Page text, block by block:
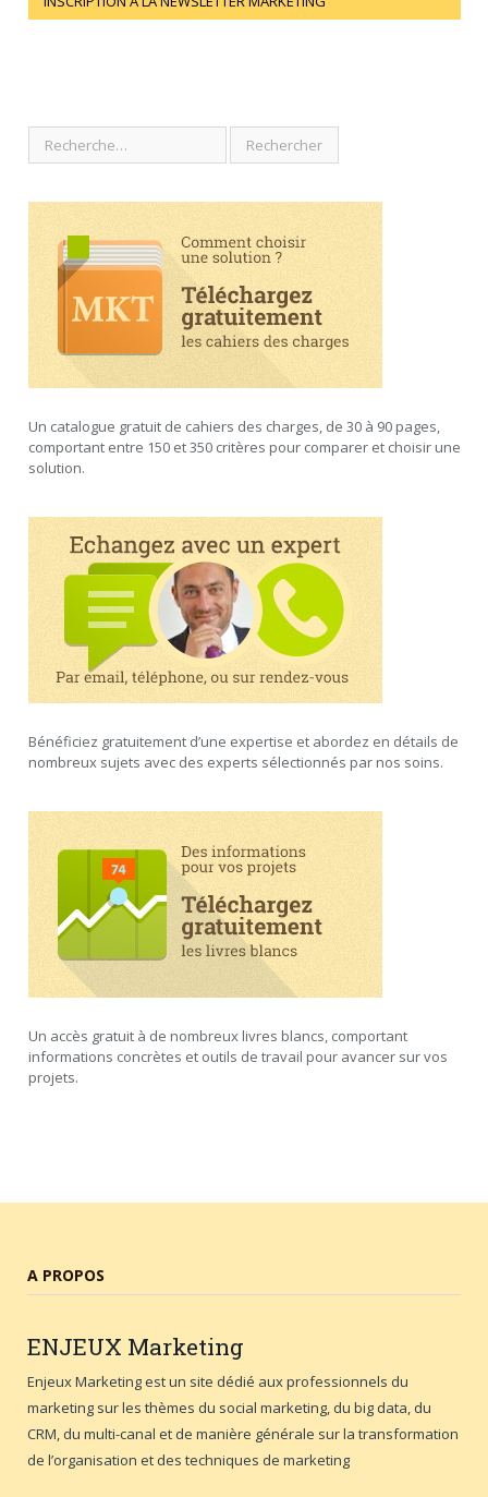
Un catalogue gratuit de cahiers des charges, de 30 à 90 pages,
comportant entre 150 et 350 critères pour comparer et choisir une
solution.
Bénéficiez gratuitement d’une expertise et abordez en détails de
nombreux sujets avec des experts sélectionnés par nos soins.
Un accès gratuit à de nombreux livres blancs, comportant
informations concrètes et outils de travail pour avancer sur vos
projets.
A PROPOS
ENJEUX Marketing
Enjeux Marketing est un site dédié aux professionnels du
marketing sur les thèmes du social marketing, du big data, du
CRM, du multi-canal et de manière générale sur la transformation
de l’organisation et des techniques de marketing